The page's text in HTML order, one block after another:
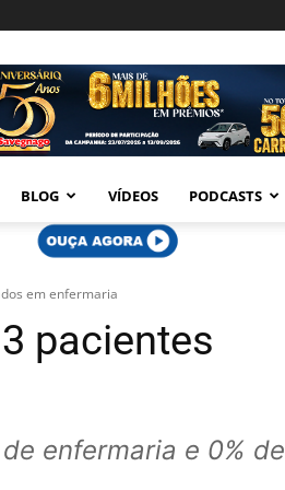
BLOG VÍDEOS PODCASTS
em enfermaria
pacientes
enfermaria e 0% de